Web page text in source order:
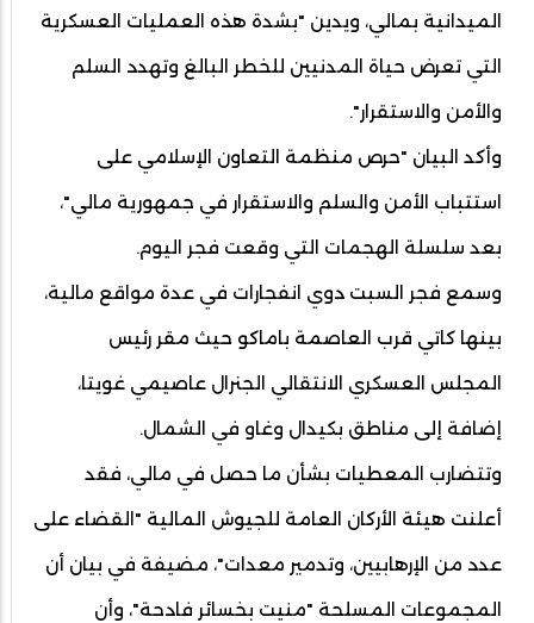
الميدانية بمالي، ويدين "بشدة هذه العمليات العسكرية
التي تعرض حياة المدنيين للخطر البالغ وتهدد السلم
والأمن والاستقرار".
وأكد البيان "حرص منظمة التعاون الإسلامي على
استتباب الأمن والسلم والاستقرار في جمهورية مالي"،
بعد سلسلة الهجمات التي وقعت فجر اليوم.
وسمع فجر السبت دوي انفجارات في عدة مواقع مالية،
بينها كاتي قرب العاصمة باماكو حيث مقر رئيس
المجلس العسكري الانتقالي الجنرال عاصيمي غويتا،
إضافة إلى مناطق بكيدال وغاو في الشمال.
وتتضارب المعطيات بشأن ما حصل في مالي، فقد
أعلنت هيئة الأركان العامة للجيوش المالية "القضاء على
عدد من الإرهابيين، وتدمير معدات"، مضيفة في بيان أن
المجموعات المسلحة "منيت بخسائر فادحة"، وأن